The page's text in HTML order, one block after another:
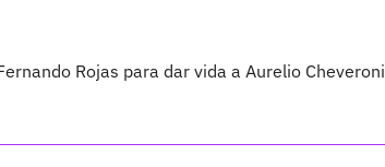
Rojas para dar vida a Aurelio Cheveroni